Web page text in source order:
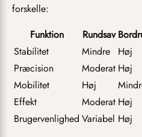
forskelle:
Funktion
Rundsav
Stabilitet
Mindre
Høj
Præcision
Moderat Høj
Mobilitet
Høj
Effekt
Moderat Høj
Brugervenlighed Variabel Høj